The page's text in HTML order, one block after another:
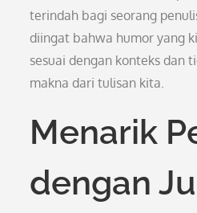
terindah bagi seorang
diingat bahwa humor yang
sesuai dengan konteks dan
makna dari tulisan kita.
Menarik
dengan